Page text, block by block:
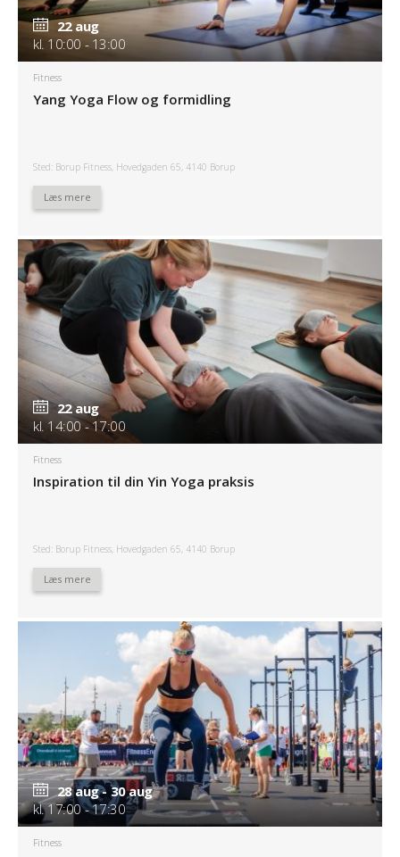
22 aug
kl. 10:00 - 13:00
Fitness
Yang Yoga Flow og formidling
Sted: Borup Fitness, Hovedgaden 65, 4140 Borup
Læs mere
22 aug
kl. 14:00 - 17:00
Fitness
Inspiration til din Yin Yoga praksis
Sted: Borup Fitness, Hovedgaden 65, 4140 Borup
Læs mere
28 aug - 30 aug
kl. 17:00 - 17:30
Fitness